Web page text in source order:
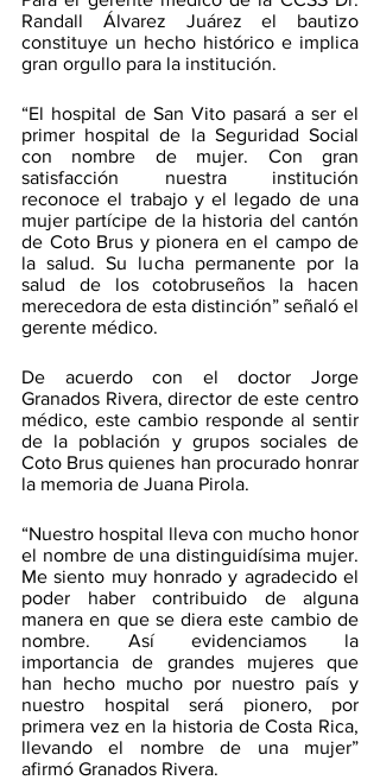
Randall Álvarez Juárez
el bautizo
constituye un hecho histórico e implica
gran orgullo para la institución.
“El hospital de San Vito pasará a ser el
primer hospital de la Seguridad Social
con nombre de mujer. Con gran
satisfacción nuestra institución
reconoce el trabajo y el legado de una
mujer partícipe de la historia del cantón
de Coto Brus y pionera en el campo de
la salud. Su lucha permanente por la
salud de los cotobruseños la hacen
merecedora de esta distinción” señaló el
gerente médico.
De acuerdo con el doctor Jorge
Granados Rivera, director de este centro
médico, este cambio responde al sentir
de la población y grupos sociales de
Coto Brus quienes han procurado honrar
la memoria de Juana Pirola.
“Nuestro hospital lleva con mucho honor
el nombre de una distinguidísima mujer.
Me siento muy honrado y agradecido el
poder haber contribuido de alguna
manera en que se diera este cambio de
nombre. Así evidenciamos la
importancia de grandes mujeres que
han hecho mucho por nuestro país y
nuestro hospital será pionero, por
primera vez en la historia de Costa Rica,
llevando el nombre de una mujer”
afirmó Granados Rivera.